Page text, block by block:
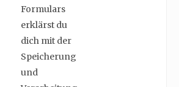
Formulars
erklärst du
dich mit der
Speicherung
und